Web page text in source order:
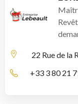
22 Rue de la
+33 3 80 21